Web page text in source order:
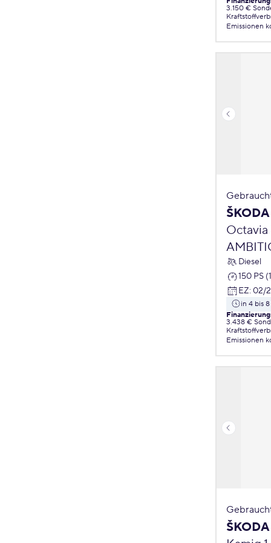
3.150 €
Emissionen
Octavia
Diesel
150 PS
EZ: 02/
in 4 bis
3.438 €
Emissionen